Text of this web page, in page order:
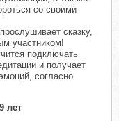
со своими
сказку,
участником!
подключать
и получает
согласно
лет